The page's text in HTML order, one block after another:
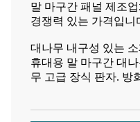
말 마구간 패널 제조
경쟁력 있는 가격입니
대나무 내구성 있는
휴대용 말 마구간 대
무 고급 장식 판자. 방